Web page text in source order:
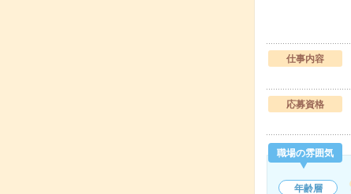
仕事内容
応募資格
職場の雰囲気
年齢層